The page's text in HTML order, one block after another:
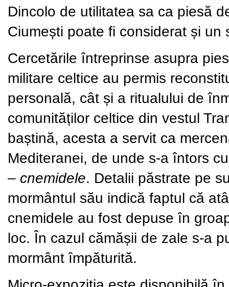
Dincolo de utilitatea sa ca piesă
Ciumești poate fi considerat și
Cercetările întreprinse asupra
militare celtice au permis
personală, cât și a ritualului de
comunităților celtice din vestul
baștină, acesta a servit ca
Mediteranei, de unde s-a întors
– cnemidele. Detalii păstrate pe
mormântul său indică faptul că
cnemidele au fost depuse în
loc. În cazul cămășii de zale s-a
mormânt împăturită.